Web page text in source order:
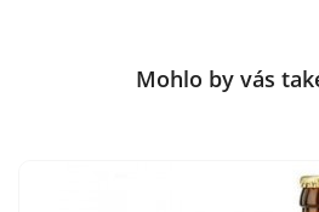
Mohlo by vás